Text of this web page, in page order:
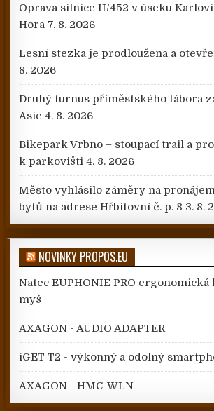
Oprava silnice II/452 v úseku
Hora 7. 8. 2026
Lesní stezka je prodloužena a
8. 2026
Druhý turnus příměstského tábora
Asie 4. 8. 2026
Bikepark Vrbno – stoupací trail a
k parkovišti 4. 8. 2026
Město vyhlásilo záměry na
bytů na adrese Hřbitovní č. p. 8 3. 8.
NOVINKY PROPOS.EU
Natec EUPHONIE PRO ergonomická
myš
AXAGON - AUDIO ADAPTER
iGET T2 - výkonný a odolný
AXAGON - HMC-WLN